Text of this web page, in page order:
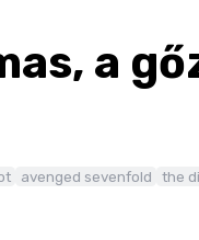
a
avenged sevenfold the